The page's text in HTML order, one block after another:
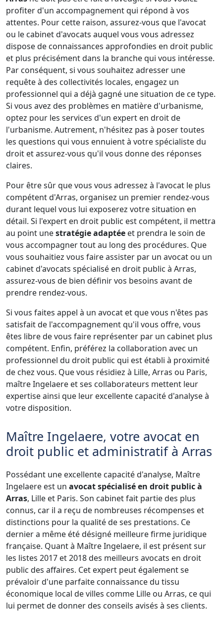
profiter d'un accompagnement qui répond à vos
attentes. Pour cette raison, assurez-vous que l'avocat
ou le cabinet d'avocats auquel vous vous adressez
dispose de connaissances approfondies en droit public
et plus précisément dans la branche qui vous intéresse.
Par conséquent, si vous souhaitez adresser une
requête à des collectivités locales, engagez un
professionnel qui a déjà gagné une situation de ce type.
Si vous avez des problèmes en matière d'urbanisme,
optez pour les services d'un expert en droit de
l'urbanisme. Autrement, n'hésitez pas à poser toutes
les questions qui vous ennuient à votre spécialiste du
droit et assurez-vous qu'il vous donne des réponses
claires.
Pour être sûr que vous vous adressez à l'avocat le plus
compétent d'Arras, organisez un premier rendez-vous
durant lequel vous lui exposerez votre situation en
détail. Si l'expert en droit public est compétent, il mettra
au point unestratégie adaptée et prendra le soin de
vous accompagner tout au long des procédures. Que
vous souhaitiez vous faire assister par un avocat ou un
cabinet d'avocats spécialisé en droit public à Arras,
assurez-vous de bien définir vos besoins avant de
prendre rendez-vous.
Si vous faites appel à un avocat et que vous n'êtes pas
satisfait de l'accompagnement qu'il vous offre, vous
êtes libre de vous faire représenter par un cabinet plus
compétent. Enfin, préférez la collaboration avec un
professionnel du droit public qui est établi à proximité
de chez vous. Que vous résidiez à Lille, Arras ou Paris,
maître Ingelaere et ses collaborateurs mettent leur
expertise ainsi que leur excellente capacité d'analyse à
votre disposition.
Maître Ingelaere, votre avocat en
droit public et administratif à Arras
Possédant une excellente capacité d'analyse, Maître
Ingelaere est un avocat spécialisé en droit public à
Arras, Lille et Paris. Son cabinet fait partie des plus
connus, car il a reçu de nombreuses récompenses et
distinctions pour la qualité de ses prestations. Ce
dernier a même été désigné meilleure firme juridique
française. Quant à Maître Ingelaere, il est présent sur
les listes 2017 et 2018 des meilleurs avocats en droit
public des affaires. Cet expert peut également se
prévaloir d'une parfaite connaissance du tissu
économique local de villes comme Lille ou Arras, ce qui
lui permet de donner des conseils avisés à ses clients.